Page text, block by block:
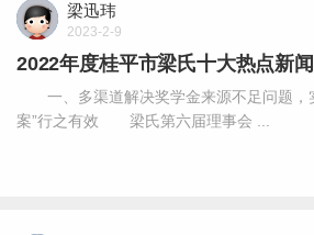
梁迅玮
2023-2-9
2022年度桂平市梁氏十大热点新闻
一、多渠道解决奖学金来源不足问题，
案”行之有效 梁氏第六届理事会 ...